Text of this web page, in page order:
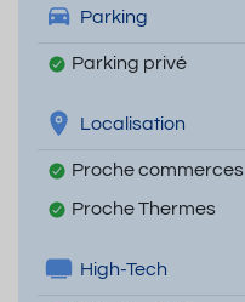
Parking
Parking privé
Localisation
Proche commerces
Proche Thermes
High-Tech